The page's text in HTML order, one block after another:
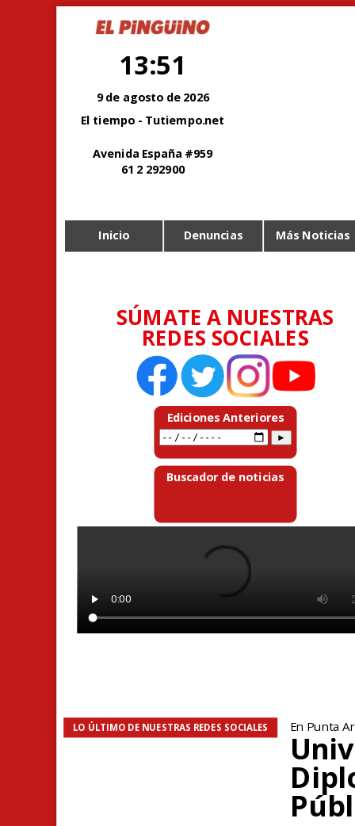
13:51
9 de agosto de 2026
El tiempo - Tutiempo.net
Avenida España #959
61 2 292900
Inicio Denuncias Más Noticias
SÚMATE A NUESTRAS
REDES SOCIALES
Ediciones Anteriores
Buscador de noticias
LO ÚLTIMO DE NUESTRAS REDES SOCIALES En Punta